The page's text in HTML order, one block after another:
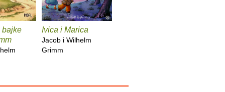
bajke
Ivica i Marica
Jacob i Wilhelm
Grimm